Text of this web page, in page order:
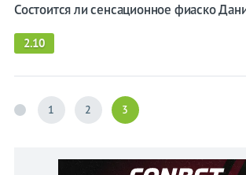
Состоится ли сенсационное фиаско
2.10
1 2 3